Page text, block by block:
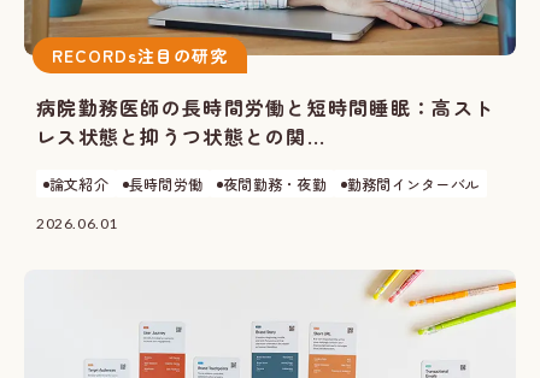
RECORDs注目の研究
病院勤務医師の長時間労働と短時間睡眠：高スト
レス状態と抑うつ状態との関...
論文紹介 長時間労働 夜間勤務・夜勤 勤務間インターバル
2026.06.01